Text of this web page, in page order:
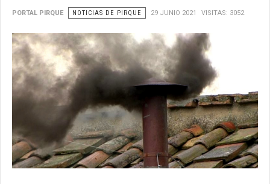
PORTAL PIRQUE NOTICIAS DE PIRQUE 29 JUNIO 2021 VISITAS: 3052